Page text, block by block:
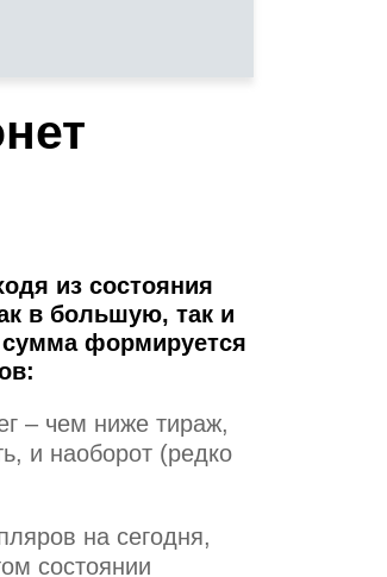
из состояния
в большую, так и
формируется
– чем ниже тираж,
и наоборот (редко
на сегодня,
состоянии